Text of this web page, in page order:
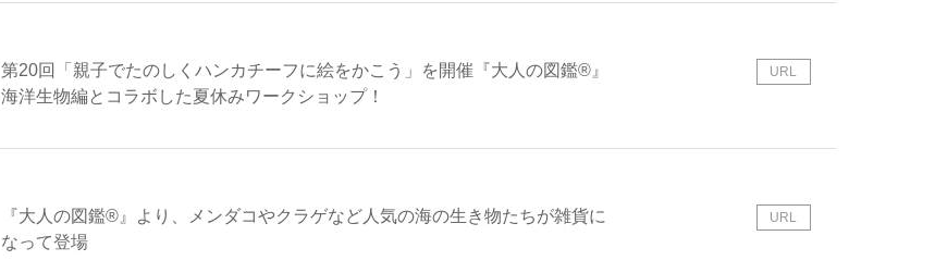
第20回「親子でたのしくハンカチーフに絵をかこう」を開催『大人の図鑑®︎』
海洋生物編とコラボした夏休みワークショップ！
URL
『大人の図鑑®︎』より、メンダコやクラゲなど人気の海の生き物たちが雑貨に
なって登場
URL